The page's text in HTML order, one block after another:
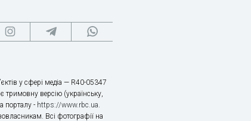
у сфері медіа — R40-05347
тримовну версію (українську,
порталу - https://www.rbc.ua.
Всі фотографії на